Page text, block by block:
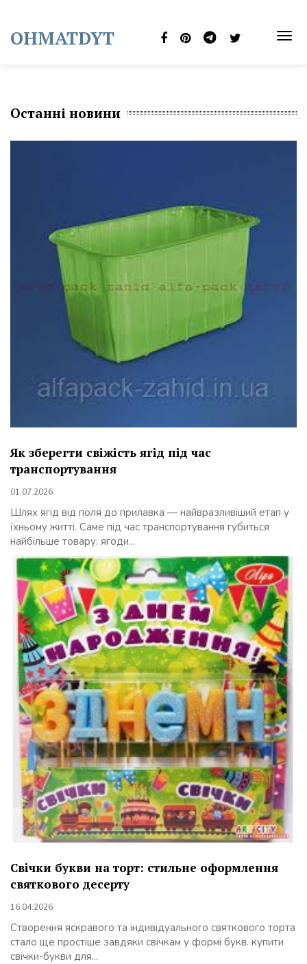
content
OHMATDYT
Останні новини
Як зберегти свіжість ягід під час
транспортування
01.07.2026
Шлях ягід від поля до прилавка — найвразливіший етап у
їхньому житті. Саме під час транспортування губиться
найбільше товару: ягоди...
Свічки букви на торт: стильне оформлення
святкового десерту
16.04.2026
Створення яскравого та індивідуального святкового торта
стало ще простіше завдяки свічкам у формі букв. купити
свічки-букви для...